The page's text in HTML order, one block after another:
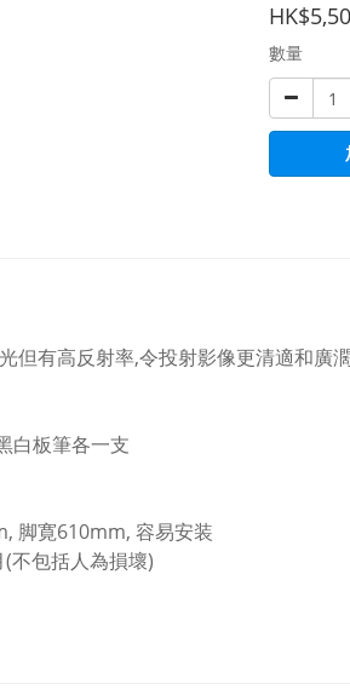
數量
但有高反射率,令投射影像更清適和廣
白板筆各一支
脚寛610mm, 容易安装
不包括人為損壞)